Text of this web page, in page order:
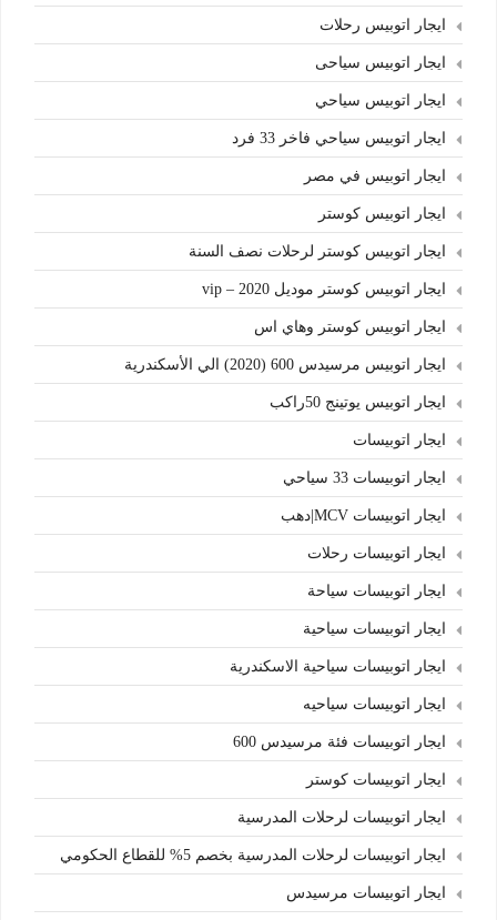
ايجار اتوبيس رحلات
ايجار اتوبيس سياحى
ايجار اتوبيس سياحي
ايجار اتوبيس سياحي فاخر 33 فرد
ايجار اتوبيس في مصر
ايجار اتوبيس كوستر
ايجار اتوبيس كوستر لرحلات نصف السنة
ايجار اتوبيس كوستر موديل 2020 – vip
ايجار اتوبيس كوستر وهاي اس
ايجار اتوبيس مرسيدس 600 (2020) الي الأسكندرية
ايجار اتوبيس يوتينج 50راكب
ايجار اتوبيسات
ايجار اتوبيسات 33 سياحي
ايجار اتوبيسات MCV|دهب
ايجار اتوبيسات رحلات
ايجار اتوبيسات سياحة
ايجار اتوبيسات سياحية
ايجار اتوبيسات سياحية الاسكندرية
ايجار اتوبيسات سياحيه
ايجار اتوبيسات فئة مرسيدس 600
ايجار اتوبيسات كوستر
ايجار اتوبيسات لرحلات المدرسية
ايجار اتوبيسات لرحلات المدرسية بخصم 5% للقطاع الحكومي
ايجار اتوبيسات مرسيدس